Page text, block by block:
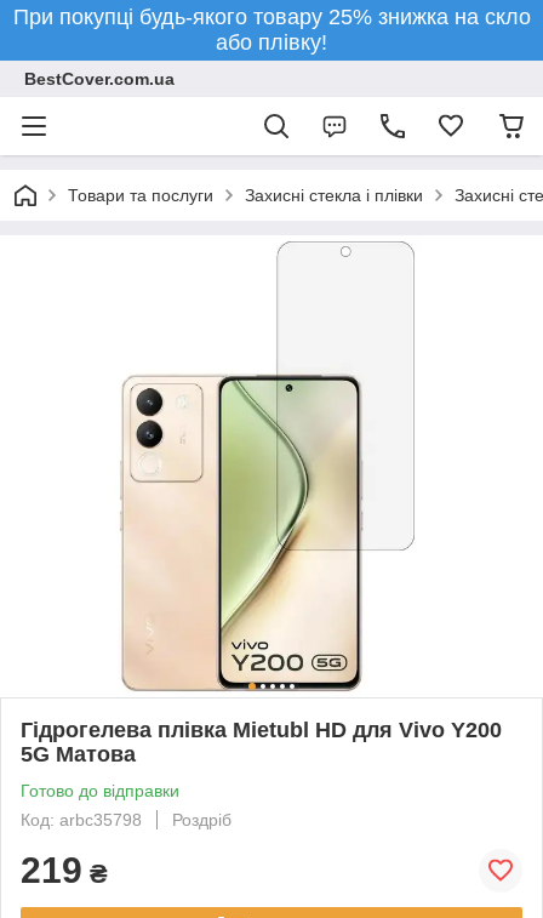
При покупці будь-якого товару 25% знижка на скло
або плівку!
BestCover.com.ua
Товари та послуги Захисні стекла і плівки Захисні
Гідрогелева плівка Mietubl HD для Vivo Y200
5G Матова
Готово до відправки
Код: arbc35798
Роздріб
219 ₴